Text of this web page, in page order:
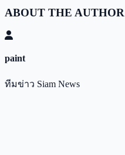
ABOUT THE AUTHOR
paint
ทีมข่าว Siam News